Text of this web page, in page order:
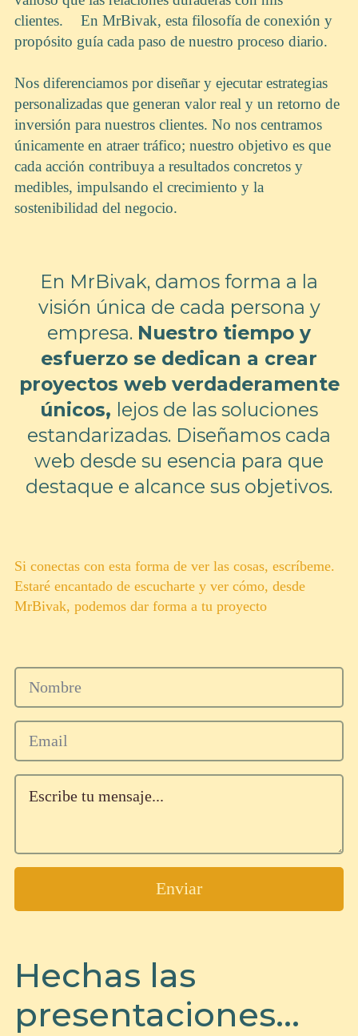
clientes. En MrBivak, esta filosofía de conexión y
propósito guía cada paso de nuestro proceso diario.
Nos diferenciamos por diseñar y ejecutar estrategias
personalizadas que generan valor real y un retorno de
inversión para nuestros clientes. No nos centramos
únicamente en atraer tráfico; nuestro objetivo es que
cada acción contribuya a resultados concretos y
medibles, impulsando el crecimiento y la
sostenibilidad del negocio.
En MrBivak, damos forma a la
visión única de cada persona y
empresa. Nuestro tiempo y
esfuerzo se dedican a crear
proyectos web verdaderamente
únicos, lejos de las soluciones
estandarizadas. Diseñamos cada
web desde su esencia para que
destaque e alcance sus objetivos.
Si conectas con esta forma de ver las cosas, escríbeme.
Estaré encantado de escucharte y ver cómo, desde
MrBivak, podemos dar forma a tu proyecto
Enviar
Hechas las
presentaciones...